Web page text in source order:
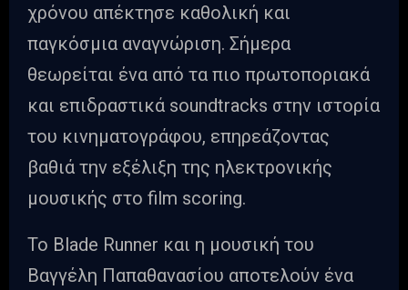
χρόνου απέκτησε καθολική και
παγκόσμια αναγνώριση. Σήμερα
θεωρείται ένα από τα πιο πρωτοποριακά
και επιδραστικά soundtracks στην ιστορία
του κινηματογράφου, επηρεάζοντας
βαθιά την εξέλιξη της ηλεκτρονικής
μουσικής στο film scoring.
Το Blade Runner και η μουσική του
Βαγγέλη Παπαθανασίου αποτελούν ένα